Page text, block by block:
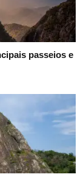
passeios e